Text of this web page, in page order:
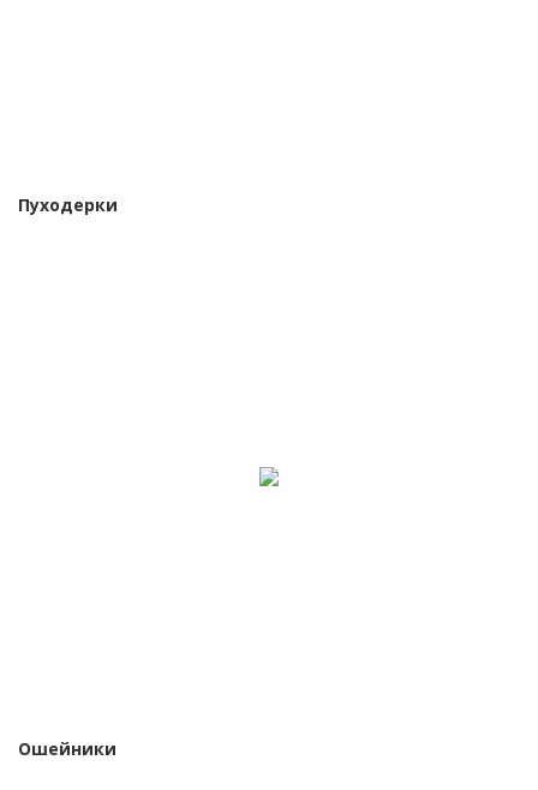
Пуходерки
Ошейники